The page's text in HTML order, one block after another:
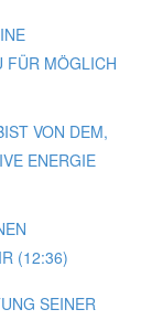
FÜR MÖGLICH
VON DEM,
ENERGIE
(12:36)
SEINER